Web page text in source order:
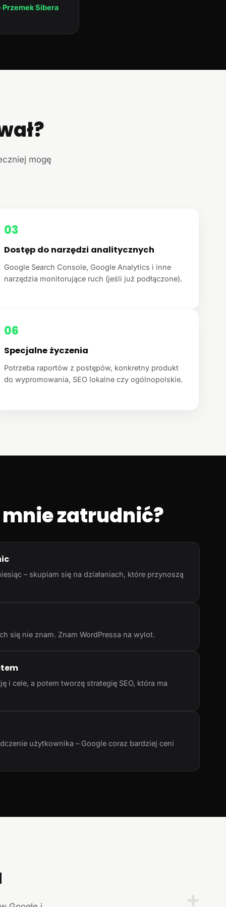
Sibera
mogę
03
Dostęp do narzędzi analitycznych
Google Search Console, Google Analytics i inne
narzędzia monitorujące ruch (jeśli już podłączone).
06
Specjalne życzenia
Potrzeba raportów z postępów, konkretny produkt
do wypromowania, SEO lokalne czy ogólnopolskie.
zatrudnić?
– skupiam się na działaniach, które przynoszą
się nie znam. Znam WordPressa na wylot.
i cele, a potem tworzę strategię SEO, która ma
użytkownika – Google coraz bardziej ceni
+